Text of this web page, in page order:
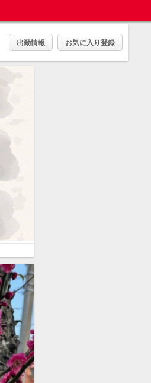
お気に入り登録
出勤情報